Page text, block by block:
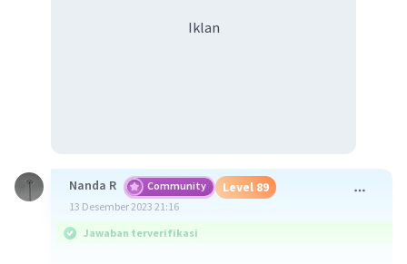
Iklan
Nanda R Community Level 89
13 Desember 2023 21:16
Jawaban terverifikasi